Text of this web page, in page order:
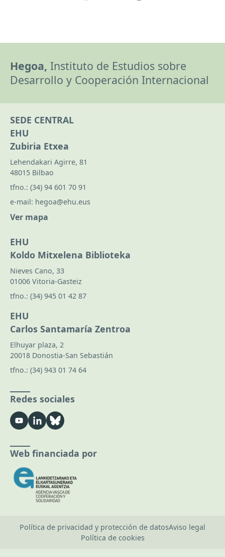
Hegoa, Instituto de Estudios sobre
Desarrollo y Cooperación Internacional
SEDE CENTRAL
EHU
Zubiria Etxea
Lehendakari Agirre, 81
48015 Bilbao
tfno.: (34) 94 601 70 91
e-mail: hegoa@ehu.eus
Ver mapa
EHU
Koldo Mitxelena Biblioteka
Nieves Cano, 33
01006 Vitoria-Gasteiz
tfno.: (34) 945 01 42 87
EHU
Carlos Santamaría Zentroa
Elhuyar plaza, 2
20018 Donostia-San Sebastián
tfno.: (34) 943 01 74 64
Redes sociales
Web financiada por
Política de privacidad y protección de datosAviso legal
Política de cookies